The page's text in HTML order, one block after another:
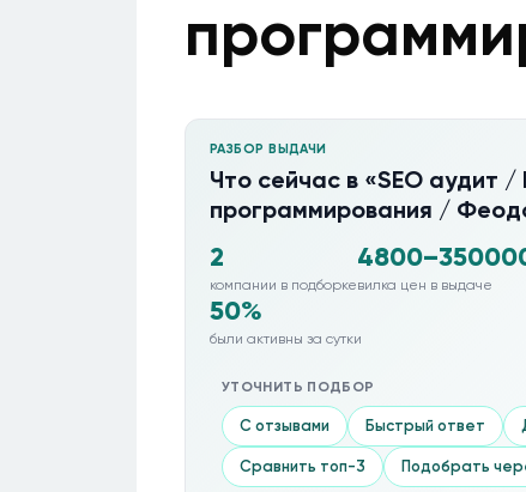
РАЗБОР ВЫДАЧИ
Что сейчас в «SEO аудит
программирования /
2
компании в подборкевилка цен в выдаче
50%
были активны за сутки
УТОЧНИТЬ ПОДБОР
С отзывами Быстрый ответ
Сравнить топ-3 Подобрать